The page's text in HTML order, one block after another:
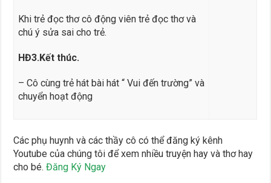
Khi trẻ đọc thơ cô động viên trẻ đọc thơ và
chú ý sửa sai cho trẻ.
HĐ3.Kết thúc.
– Cô cùng trẻ hát bài hát “ Vui đến trường” và
chuyển hoạt động
Các phụ huynh và các thầy cô có thể đăng ký kênh
Youtube của chúng tôi để xem nhiều truyện hay và thơ hay
cho bé.Đăng Ký Ngay